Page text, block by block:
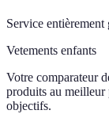
Service
Vetements enfants
Votre comparateur
produits au meilleur
objectifs.